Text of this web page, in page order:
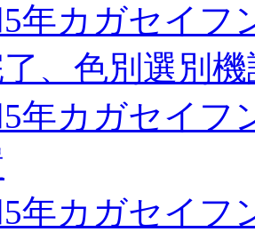
年カガセイフ
、色別選別
年カガセイフ
年カガセイフ